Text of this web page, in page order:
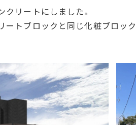
リートにしました。
トブロックと同じ化粧ブロッ